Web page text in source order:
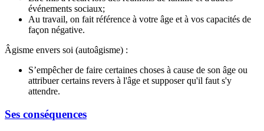
événements sociaux;
Au travail, on fait référence à votre âge et à vos capacités de
façon négative.
Âgisme envers soi (autoâgisme) :
S’empêcher de faire certaines choses à cause de son âge ou
attribuer certains revers à l'âge et supposer qu'il faut s'y
attendre.
Ses conséquences